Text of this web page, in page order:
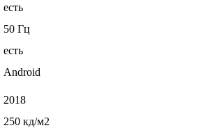
есть
50 Гц
есть
Android
2018
250 кд/м2